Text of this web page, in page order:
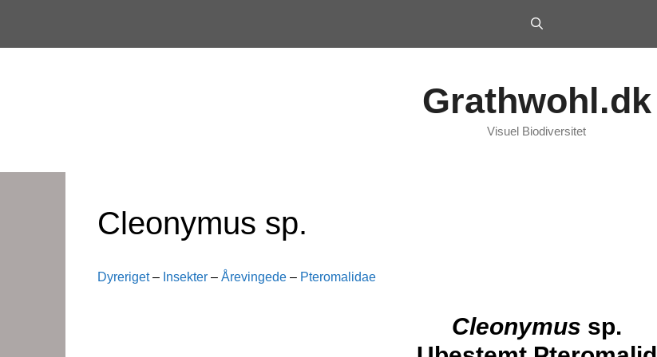
content
Grathwohl.dk
Visuel Biodiversitet
Cleonymus sp.
Dyreriget– Insekter – Årevingede – Pteromalidae
Cleonymus sp.